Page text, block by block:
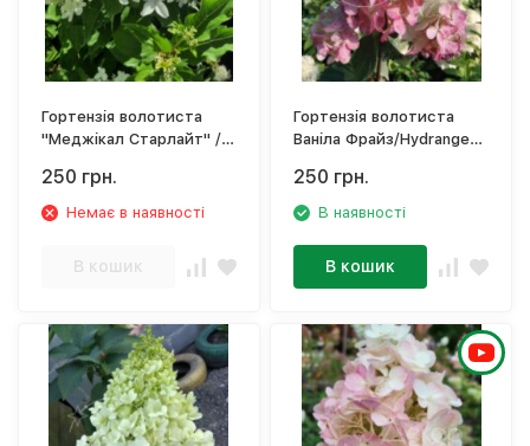
Гортензія волотиста
"Меджікал Старлайт" /
'Magical Starlight'
250 грн.
Немає в наявності
В кошик
Гортензія волотиста
Ваніла Фрайз/Hydrangea
250 грн.
В наявності
В кошик